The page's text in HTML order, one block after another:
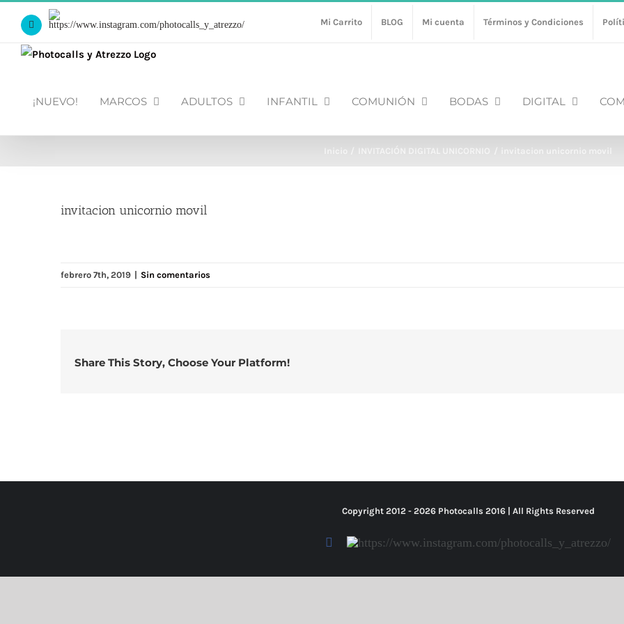
contenido
Facebook
Https://www.instagram.com/photocalls_y_atrezzo/ Mi Carrito BLOG Mi cuenta Términos y Condiciones
¡NUEVO! MARCOS ADULTOS INFANTIL COMUNIÓN BODAS DIGITAL
Inicio INVITACIÓN DIGITAL UNICORNIO invitacion unicornio movil
invitacion unicornio movil
febrero 7th, 2019 | Sin comentarios
Share This Story, Choose Your Platform!
Copyright 2012 - 2026 Photocalls 2016| All Rights Reserved
Facebook
Https://www.instagram.com/photocalls_y_atrezzo/